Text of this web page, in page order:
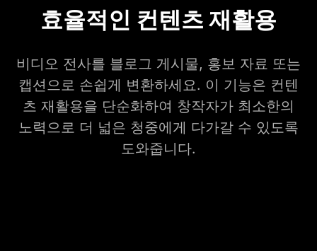
효율적인 컨텐츠 재활용
비디오 전사를 블로그 게시물, 홍보 자료 또는
캡션으로 손쉽게 변환하세요. 이 기능은 컨텐
츠 재활용을 단순화하여 창작자가 최소한의
노력으로 더 넓은 청중에게 다가갈 수 있도록
도와줍니다.